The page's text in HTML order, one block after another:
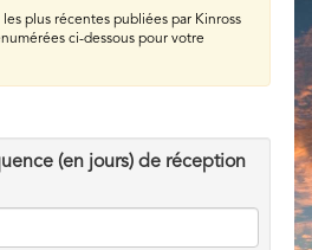
les plus récentes publiées par Kinross
ci-dessous pour votre
(en jours) de réception